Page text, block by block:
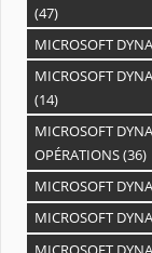
(47)
MICROSOFT
MICROSOFT
(14)
MICROSOFT
OPÉRATIONS(36)
MICROSOFT
MICROSOFT